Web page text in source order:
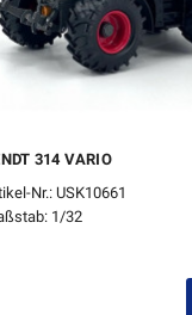
314 VARIO
Nr.: USK10661
1/32